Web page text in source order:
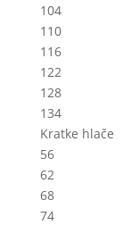
104
110
116
122
128
134
Kratke hlače
56
62
68
74